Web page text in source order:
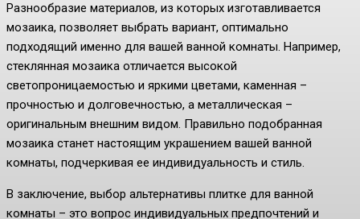
Разнообразие материалов, из которых изготавливается
мозаика, позволяет выбрать вариант, оптимально
подходящий именно для вашей ванной комнаты. Например,
стеклянная мозаика отличается высокой
светопроницаемостью и яркими цветами, каменная –
прочностью и долговечностью, а металлическая –
оригинальным внешним видом. Правильно подобранная
мозаика станет настоящим украшением вашей ванной
комнаты, подчеркивая ее индивидуальность и стиль.
В заключение, выбор альтернативы плитке для ванной
комнаты – это вопрос индивидуальных предпочтений и